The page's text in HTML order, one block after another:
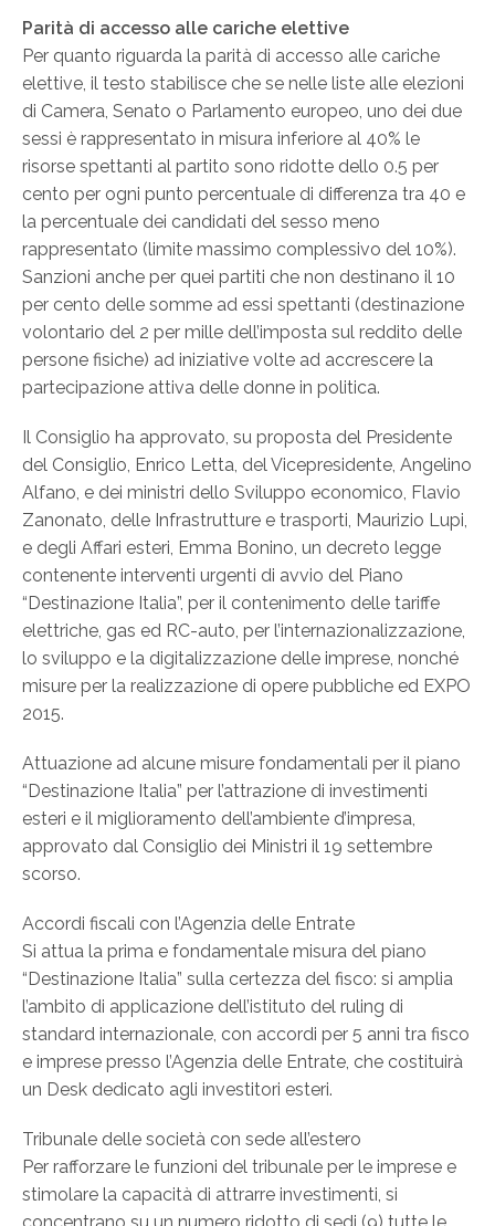
Parità di accesso alle cariche elettive
Per quanto riguarda la parità di accesso alle cariche
elettive, il testo stabilisce che se nelle liste alle elezioni
di Camera, Senato o Parlamento europeo, uno dei due
sessi è rappresentato in misura inferiore al 40% le
risorse spettanti al partito sono ridotte dello 0.5 per
cento per ogni punto percentuale di differenza tra 40 e
la percentuale dei candidati del sesso meno
rappresentato (limite massimo complessivo del 10%).
Sanzioni anche per quei partiti che non destinano il 10
per cento delle somme ad essi spettanti (destinazione
volontario del 2 per mille dell’imposta sul reddito delle
persone fisiche) ad iniziative volte ad accrescere la
partecipazione attiva delle donne in politica.
Il Consiglio ha approvato, su proposta del Presidente
del Consiglio, Enrico Letta, del Vicepresidente, Angelino
Alfano, e dei ministri dello Sviluppo economico, Flavio
Zanonato, delle Infrastrutture e trasporti, Maurizio Lupi,
e degli Affari esteri, Emma Bonino, un decreto legge
contenente interventi urgenti di avvio del Piano
“Destinazione Italia”, per il contenimento delle tariffe
elettriche, gas ed RC-auto, per l’internazionalizzazione,
lo sviluppo e la digitalizzazione delle imprese, nonché
misure per la realizzazione di opere pubbliche ed EXPO
2015.
Attuazione ad alcune misure fondamentali per il piano
“Destinazione Italia” per l’attrazione di investimenti
esteri e il miglioramento dell’ambiente d’impresa,
approvato dal Consiglio dei Ministri il 19 settembre
scorso.
Accordi fiscali con l’Agenzia delle Entrate
Si attua la prima e fondamentale misura del piano
“Destinazione Italia” sulla certezza del fisco: si amplia
l’ambito di applicazione dell’istituto del ruling di
standard internazionale, con accordi per 5 anni tra fisco
e imprese presso l’Agenzia delle Entrate, che costituirà
un Desk dedicato agli investitori esteri.
Tribunale delle società con sede all’estero
Per rafforzare le funzioni del tribunale per le imprese e
stimolare la capacità di attrarre investimenti, si